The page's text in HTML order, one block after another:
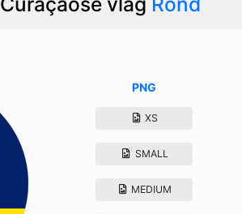
PNG
XS
SMALL
MEDIUM